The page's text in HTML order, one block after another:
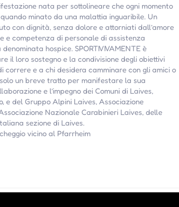
nata per sottolineare che ogni momento
minato da una malattia inguaribile. Un
con dignità, senza dolore e attorniati dall’amore
e competenza di personale di assistenza
hospice. SPORTIVIVAMENTE è
il loro sostegno e la condivisione degli obiettivi
e a chi desidera camminare con gli amici o
un breve tratto per manifestare la sua
e l’impegno dei Comuni di Laives,
e del Gruppo Alpini Laives, Associazione
Nazionale Carabinieri Laives, delle
sezione di Laives.
vicino al Pfarrheim